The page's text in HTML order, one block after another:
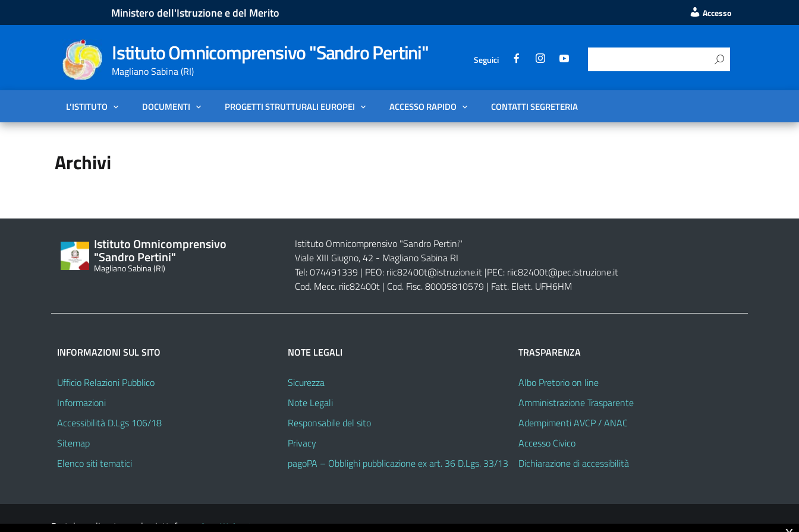
Ministero dell'Istruzione e del Merito Accesso
Istituto Omnicomprensivo "Sandro Pertini"
Magliano Sabina (RI)
Seguici
L’ISTITUTO DOCUMENTI PROGETTI STRUTTURALI EUROPEI ACCESSO RAPIDO CONTATTI SEGRETERIA
Archivi
Istituto Omnicomprensivo
"Sandro Pertini"
Magliano Sabina (RI)
Istituto Omnicomprensivo "Sandro Pertini"
Viale XIII Giugno, 42 - Magliano Sabina RI
Tel: 074491339 | PEO: riic82400t@istruzione.it |PEC: riic82400t@pec.istruzione.it
Cod. Mecc. riic82400t | Cod. Fisc. 80005810579 | Fatt. Elett. UFH6HM
INFORMAZIONI SUL SITO
Ufficio Relazioni Pubblico
Informazioni
Accessibilità D.Lgs 106/18
Sitemap
Elenco siti tematici
NOTE LEGALI
Sicurezza
Note Legali
Responsabile del sito
Privacy
pagoPA – Obblighi pubblicazione ex art. 36 D.Lgs. 33/13
TRASPARENZA
Albo Pretorio on line
Amministrazione Trasparente
Adempimenti AVCP / ANAC
Accesso Civico
Dichiarazione di accessibilità
Portale realizzato con la piattaformaArgo Web 4.0 © 2026 Istituto Omnicomprensivo "Sandro Pertini"